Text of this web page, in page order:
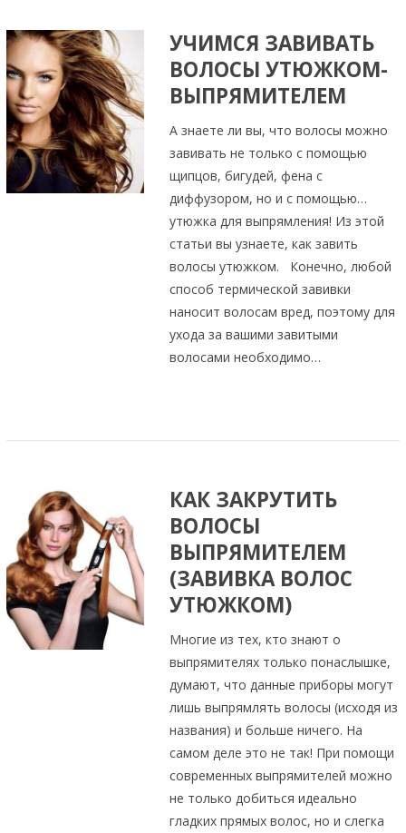
УЧИМСЯ ЗАВИВАТЬ
ВОЛОСЫ УТЮЖКОМ-
ВЫПРЯМИТЕЛЕМ
А знаете ли вы, что волосы можно
завивать не только с помощью
щипцов, бигудей, фена с
диффузором, но и с помощью…
утюжка для выпрямления! Из этой
статьи вы узнаете, как завить
волосы утюжком. Конечно, любой
способ термической завивки
наносит волосам вред, поэтому для
ухода за вашими завитыми
волосами необходимо…
КАК ЗАКРУТИТЬ
ВОЛОСЫ
ВЫПРЯМИТЕЛЕМ
(ЗАВИВКА ВОЛОС
УТЮЖКОМ)
Многие из тех, кто знают о
выпрямителях только понаслышке,
думают, что данные приборы могут
лишь выпрямлять волосы (исходя из
названия) и больше ничего. На
самом деле это не так! При помощи
современных выпрямителей можно
не только добиться идеально
гладких прямых волос, но и слегка